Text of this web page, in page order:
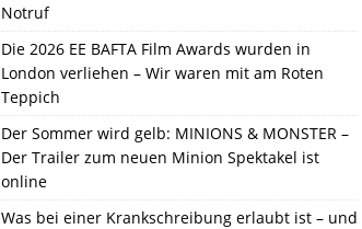
Notruf
Die 2026 EE BAFTA Film Awards wurden in
London verliehen – Wir waren mit am Roten
Teppich
Der Sommer wird gelb: MINIONS & MONSTER –
Der Trailer zum neuen Minion Spektakel ist
online
Was bei einer Krankschreibung erlaubt ist – und